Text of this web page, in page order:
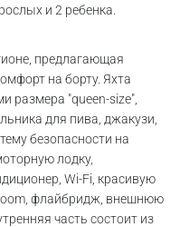
и 2 ребенка.
предлагающая
на борту. Яхта
размера "queen-size",
для пива, джакузи,
безопасности на
лодку,
Wi-Fi, красивую
флайбридж, внешнюю
часть состоит из